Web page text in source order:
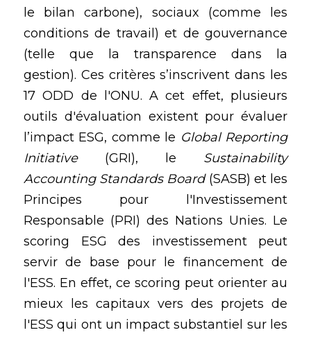
le bilan carbone), sociaux (comme les
conditions de travail) et de gouvernance
(telle que la transparence dans la
gestion). Ces critères s’inscrivent dans les
17 ODD de l'ONU. A cet effet, plusieurs
outils d'évaluation existent pour évaluer
l’impact ESG, comme le Global Reporting
Initiative (GRI), le Sustainability
Accounting Standards Board (SASB) et les
Principes pour l'Investissement
Responsable (PRI) des Nations Unies. Le
scoring ESG des investissement peut
servir de base pour le financement de
l'ESS. En effet, ce scoring peut orienter au
mieux les capitaux vers des projets de
l'ESS qui ont un impact substantiel sur les